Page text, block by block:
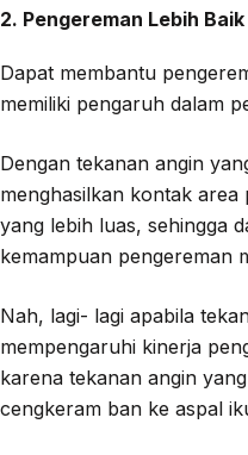
2. Pengereman Lebih Baik
Dapat membantu
memiliki pengaruh dalam
Dengan tekanan angin
menghasilkan kontak
yang lebih luas, sehingga
kemampuan pengereman
Nah, lagi- lagi apabila
mempengaruhi kinerja
karena tekanan angin
cengkeram ban ke aspal